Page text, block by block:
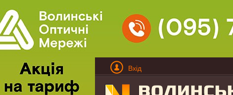
Вхід